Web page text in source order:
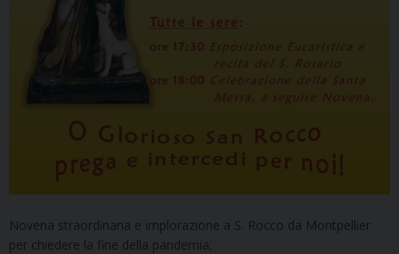
Novena straordinaria e implorazione a S. Rocco da Montpellier
per chiedere la fine della pandemia;